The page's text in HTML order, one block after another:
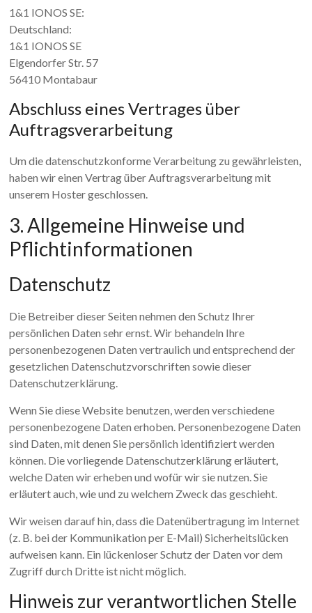
1&1 IONOS SE:
Deutschland:
1&1 IONOS SE
Elgendorfer Str. 57
56410 Montabaur
Abschluss eines Vertrages über
Auftragsverarbeitung
Um die datenschutzkonforme Verarbeitung zu gewährleisten,
haben wir einen Vertrag über Auftragsverarbeitung mit
unserem Hoster geschlossen.
3. Allgemeine Hinweise und
Pflicht­informationen
Datenschutz
Die Betreiber dieser Seiten nehmen den Schutz Ihrer
persönlichen Daten sehr ernst. Wir behandeln Ihre
personenbezogenen Daten vertraulich und entsprechend der
gesetzlichen Datenschutzvorschriften sowie dieser
Datenschutzerklärung.
Wenn Sie diese Website benutzen, werden verschiedene
personenbezogene Daten erhoben. Personenbezogene Daten
sind Daten, mit denen Sie persönlich identifiziert werden
können. Die vorliegende Datenschutzerklärung erläutert,
welche Daten wir erheben und wofür wir sie nutzen. Sie
erläutert auch, wie und zu welchem Zweck das geschieht.
Wir weisen darauf hin, dass die Datenübertragung im Internet
(z. B. bei der Kommunikation per E-Mail) Sicherheitslücken
aufweisen kann. Ein lückenloser Schutz der Daten vor dem
Zugriff durch Dritte ist nicht möglich.
Hinweis zur verantwortlichen Stelle